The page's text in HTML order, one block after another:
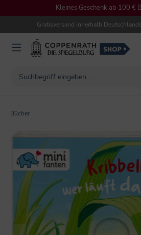
Kleines Geschenk ab 100 €
Gratisversand innerhalb
Bücher
Bildergalerie überspringen